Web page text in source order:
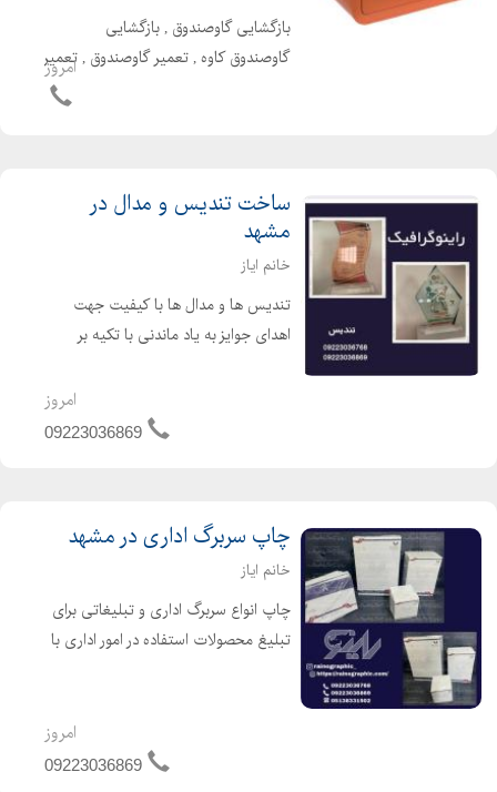
بازگشایی گاوصندوق , بازگشایی
گاوصندوق کاوه , تعمیر گاوصندوق , تعمیر
امروز
ساخت تندیس و مدال در
مشهد
خانم ایاز
تندیس ها و مدال ها با کیفیت جهت
اهدای جوایز به یاد ماندنی با تکیه بر
بگیرید . ارسال به تمام نقاط کشور .
امروز
09223036869
چاپ سربرگ اداری در مشهد
خانم ایاز
چاپ انواع سربرگ اداری و تبلیغاتی برای
تبلیغ محصولات استفاده در امور اداری با
امروز
09223036869